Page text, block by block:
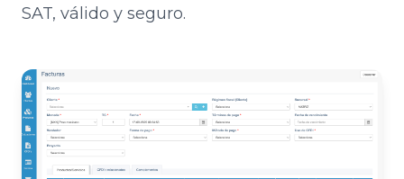
SAT, válido y seguro.